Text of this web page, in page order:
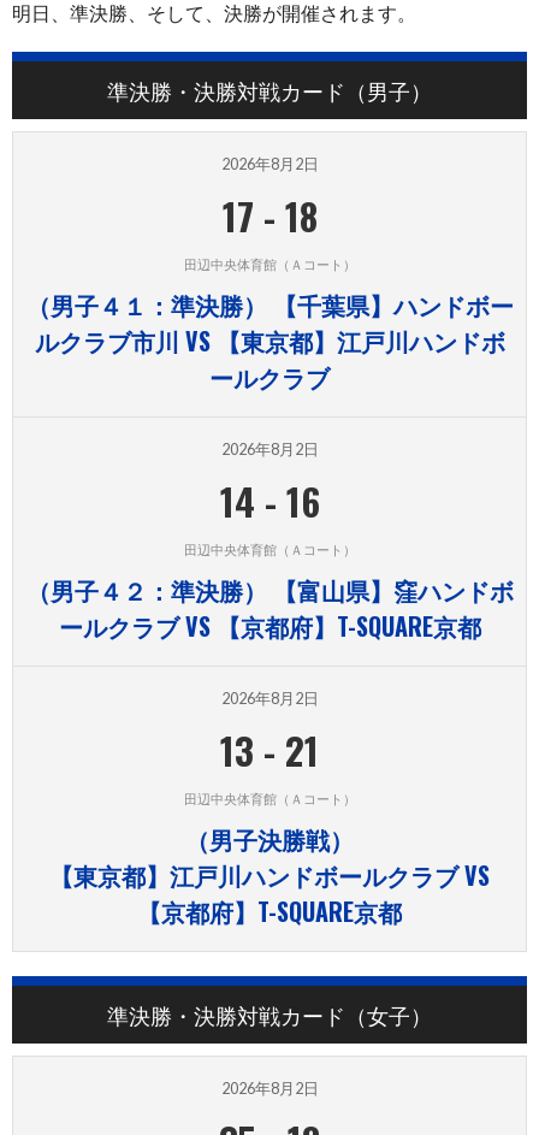
明日、準決勝、そして、決勝が開催されます。
準決勝・決勝対戦カード（男子）
2026年8月2日
17 -18
田辺中央体育館（Ａコート）
（男子４１：準決勝） 【千葉県】ハンドボー
ルクラブ市川 VS 【東京都】江戸川ハンドボ
ールクラブ
2026年8月2日
14 -16
田辺中央体育館（Ａコート）
（男子４２：準決勝） 【富山県】窪ハンドボ
ールクラブ VS 【京都府】T-SQUARE京都
2026年8月2日
13 - 21
田辺中央体育館（Ａコート）
（男子決勝戦）
【東京都】江戸川ハンドボールクラブ VS
【京都府】T-SQUARE京都
準決勝・決勝対戦カード（女子）
2026年8月2日